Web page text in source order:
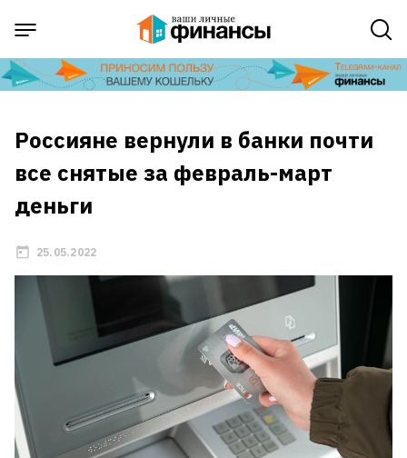
Россияне вернули в банки почти
все снятые за февраль-март
деньги
25.05.2022